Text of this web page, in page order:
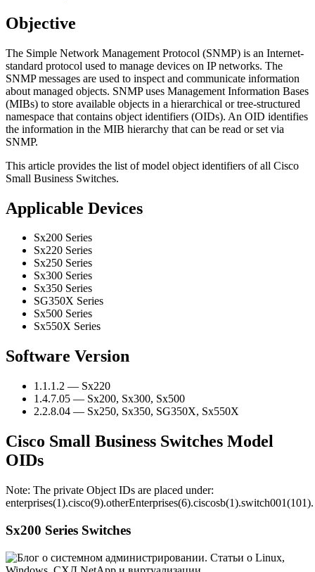
Objective
The Simple Network Management Protocol (SNMP) is an Internet-
standard protocol used to manage devices on IP networks. The
SNMP messages are used to inspect and communicate information
about managed objects. SNMP uses Management Information Bases
(MIBs) to store available objects in a hierarchical or tree-structured
namespace that contains object identifiers (OIDs). An OID identifies
the information in the MIB hierarchy that can be read or set via
SNMP.
This article provides the list of model object identifiers of all Cisco
Small Business Switches.
Applicable Devices
Sx200 Series
Sx220 Series
Sx250 Series
Sx300 Series
Sx350 Series
SG350X Series
Sx500 Series
Sx550X Series
Software Version
1.1.1.2 — Sx220
1.4.7.05 — Sx200, Sx300, Sx500
2.2.8.04 — Sx250, Sx350, SG350X, Sx550X
Cisco Small Business Switches Model
OIDs
Note: The private Object IDs are placed under:
enterprises(1).cisco(9).otherEnterprises(6).ciscosb(1).switch001(101).
Sx200 Series Switches